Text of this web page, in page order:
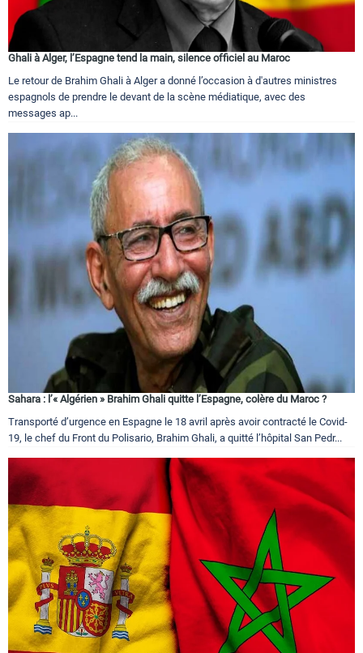
Ghali à Alger, l’Espagne tend la main, silence officiel au Maroc
Le retour de Brahim Ghali à Alger a donné l’occasion à d'autres ministres
espagnols de prendre le devant de la scène médiatique, avec des
messages ap...
Sahara : l’« Algérien » Brahim Ghali quitte l’Espagne, colère du Maroc ?
Transporté d’urgence en Espagne le 18 avril après avoir contracté le Covid-
19, le chef du Front du Polisario, Brahim Ghali, a quitté l’hôpital San Pedr...